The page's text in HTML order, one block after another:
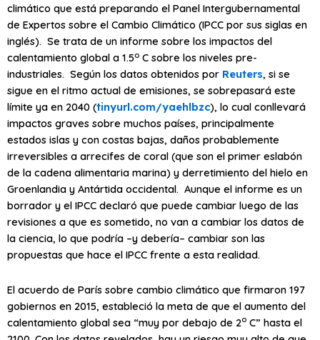
climático que está preparando el Panel Intergubernamental
de Expertos sobre el Cambio Climático (IPCC por sus siglas en
inglés). Se trata de un informe sobre los impactos del
calentamiento global a 1.5o C sobre los niveles pre-
industriales. Según los datos obtenidos por Reuters, si se
sigue en el ritmo actual de emisiones, se sobrepasará este
límite ya en 2040 (tinyurl.com/yaehlbzc), lo cual conllevará
impactos graves sobre muchos países, principalmente
estados islas y con costas bajas, daños probablemente
irreversibles a arrecifes de coral (que son el primer eslabón
de la cadena alimentaria marina) y derretimiento del hielo en
Groenlandia y Antártida occidental. Aunque el informe es un
borrador y el IPCC declaró que puede cambiar luego de las
revisiones a que es sometido, no van a cambiar los datos de
la ciencia, lo que podría –y debería– cambiar son las
propuestas que hace el IPCC frente a esta realidad.
El acuerdo de París sobre cambio climático que firmaron 197
gobiernos en 2015, estableció la meta de que el aumento del
calentamiento global sea “muy por debajo de 2o C” hasta el